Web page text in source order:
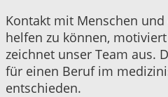
Kontakt mit Menschen
helfen zu können,
zeichnet unser Team aus.
für einen Beruf im
entschieden.